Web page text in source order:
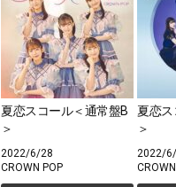
夏恋スコール＜通常盤B
＞
2022/6/28
CROWN POP
夏恋
＞
2022/